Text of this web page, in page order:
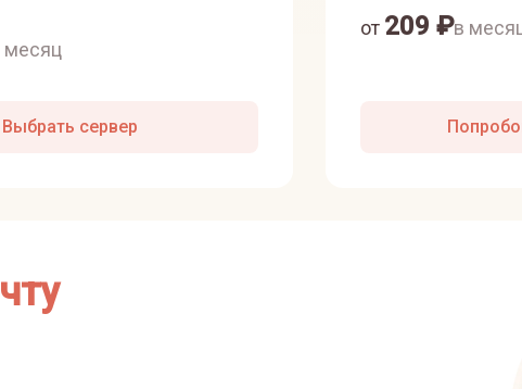
месяц
Выбрать сервер
от 209 ₽в